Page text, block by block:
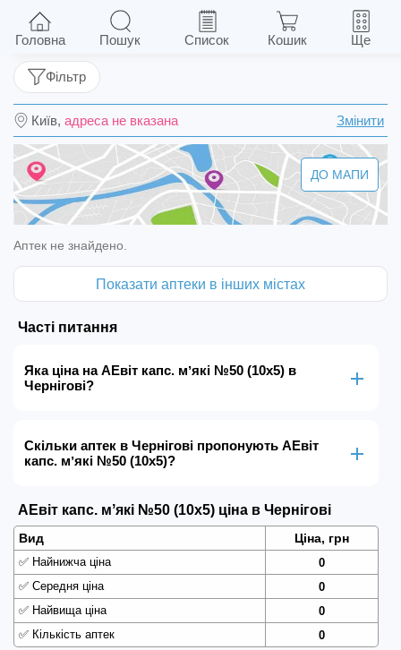
AEвіт капс. мʼякі №50 (10х5)
Київ, адреса не вказана Змінити
Фільтр
ДО МАПИ
Аптек не знайдено.
Показати аптеки в інших містах
Часті питання
Яка ціна на AEвіт капс. мʼякі №50 (10х5) в
Чернігові?
Скільки аптек в Чернігові пропонують AEвіт
капс. мʼякі №50 (10х5)?
AEвіт капс. мʼякі №50 (10х5) ціна в Чернігові
Вид Ціна, грн
✅ Найнижча ціна
0
✅ Середня ціна
0
✅ Найвища ціна
0
✅ Кількість аптек 0
Головна Пошук Список Кошик Ще